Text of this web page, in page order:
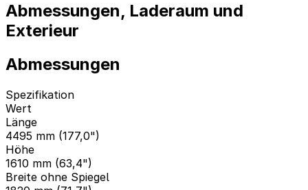
Abmessungen, Laderaum und
Exterieur
Abmessungen
Spezifikation
Wert
Länge
4495 mm (177,0")
Höhe
1610 mm (63,4")
Breite ohne Spiegel